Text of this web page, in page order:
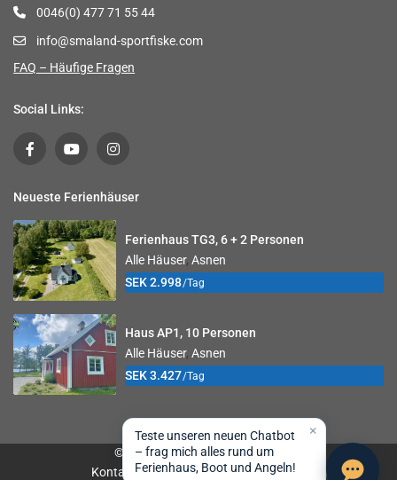
0046(0) 477 71 55 44
info@smaland-sportfiske.com
FAQ – Häufige Fragen
Social Links:
Neueste Ferienhäuser
Ferienhaus TG3, 6 + 2 Personen
Alle Häuser, Asnen
SEK 2.998/Tag
Haus AP1, 10 Personen
Alle Häuser, Asnen
SEK 3.427/Tag
© 2026 Småland Sportfiske AB
Kontakt
Buchungsbedingungen Impressum
Teste unseren neuen Chatbot
– frag mich alles rund um
Ferienhaus, Boot und Angeln!
×